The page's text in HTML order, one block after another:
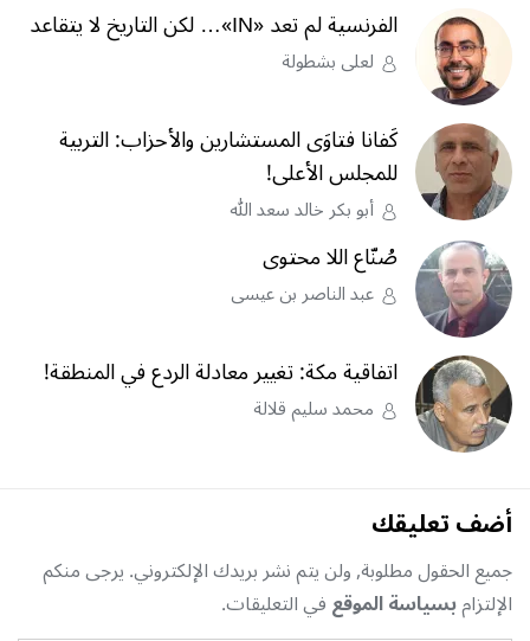
الفرنسية لم تعد «IN»… لكن التاريخ لا يتقاعد
لعلى بشطولة
كَفانا فتاوَى المستشارين والأحزاب: التربية
للمجلس الأعلى!
أبو بكر خالد سعد الله
صُنّاع اللا محتوى
عبد الناصر بن عيسى
اتفاقية مكة: تغيير معادلة الردع في المنطقة!
محمد سليم قلالة
أضف تعليقك
جميع الحقول مطلوبة, ولن يتم نشر بريدك الإلكتروني. يرجى منكم
الإلتزامبسياسة الموقعفي التعليقات.